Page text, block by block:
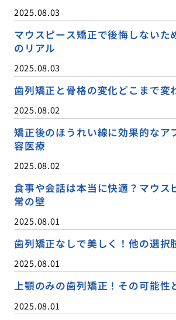
2025.08.03
マウスピース矯正で後悔しないた
のリアル
2025.08.03
歯列矯正と骨格の変化どこまで変
2025.08.02
矯正後のほうれい線に効果的なア
容医療
2025.08.02
食事や会話は本当に快適？マウス
常の壁
2025.08.01
歯列矯正なしで美しく！他の選択
2025.08.01
上顎のみの歯列矯正！その可能性
2025.08.01